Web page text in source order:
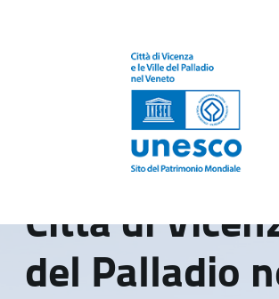
Città di
del Palladio